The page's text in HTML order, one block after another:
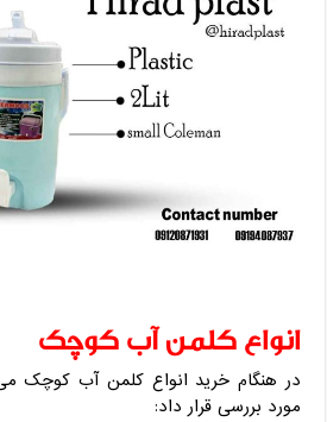
انواع کلمن آب کوچک
در هنگام خرید انواع کلمن آب کوچک
مورد بررسی قرار داد: